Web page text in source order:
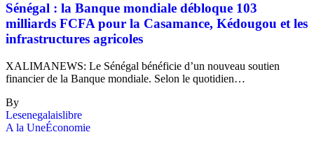
Sénégal : la Banque mondiale débloque 103
milliards FCFA pour la Casamance, Kédougou et les
infrastructures agricoles
XALIMANEWS: Le Sénégal bénéficie d’un nouveau soutien
financier de la Banque mondiale. Selon le quotidien…
By
Lesenegalaislibre
A la UneÉconomie